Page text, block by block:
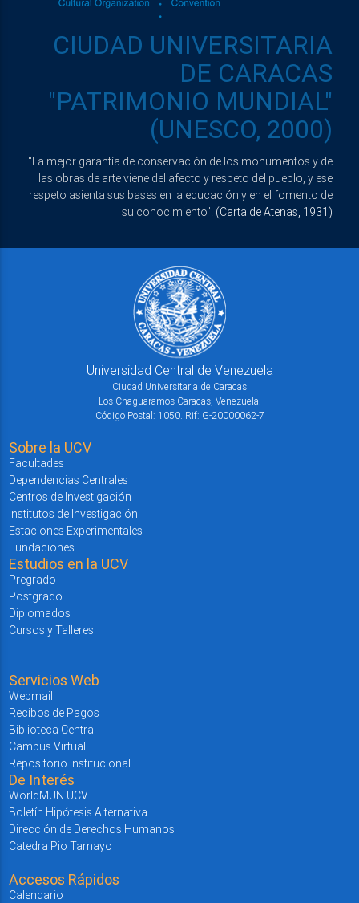
CIUDAD UNIVERSITARIA
DE CARACAS
"PATRIMONIO MUNDIAL"
(UNESCO, 2000)
"La mejor garantía de conservación de los monumentos y de
las obras de arte viene del afecto y respeto del pueblo, y ese
respeto asienta sus bases en la educación y en el fomento de
su conocimiento". (Carta de Atenas, 1931)
Universidad Central de Venezuela
Ciudad Universitaria de Caracas
Los Chaguaramos Caracas, Venezuela.
Código Postal: 1050. Rif: G-20000062-7
Sobre la UCV
Facultades
Dependencias Centrales
Centros de Investigación
Institutos de Investigación
Estaciones Experimentales
Fundaciones
Estudios en la UCV
Pregrado
Postgrado
Diplomados
Cursos y Talleres
Servicios Web
Webmail
Recibos de Pagos
Biblioteca Central
Campus Virtual
Repositorio Institucional
De Interés
WorldMUN UCV
Boletín Hipótesis Alternativa
Dirección de Derechos Humanos
Catedra Pio Tamayo
Accesos Rápidos
Calendario